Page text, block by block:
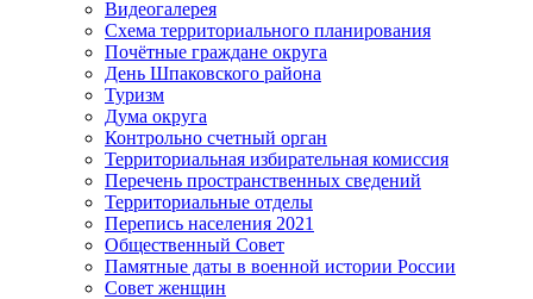
Видеогалерея
Схема территориального планирования
Почётные граждане округа
День Шпаковского района
Туризм
Дума округа
Контрольно счетный орган
Территориальная избирательная комиссия
Перечень пространственных сведений
Территориальные отделы
Перепись населения 2021
Общественный Совет
Памятные даты в военной истории России
Совет женщин